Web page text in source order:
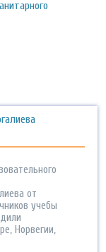
от
учебы
Норвегии,